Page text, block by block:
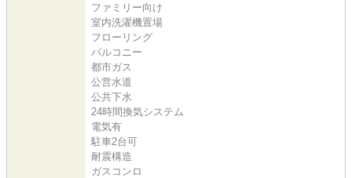
ファミリー向け
室内洗濯機置場
フローリング
バルコニー
都市ガス
公営水道
公共下水
24時間換気システム
電気有
駐車2台可
耐震構造
ガスコンロ